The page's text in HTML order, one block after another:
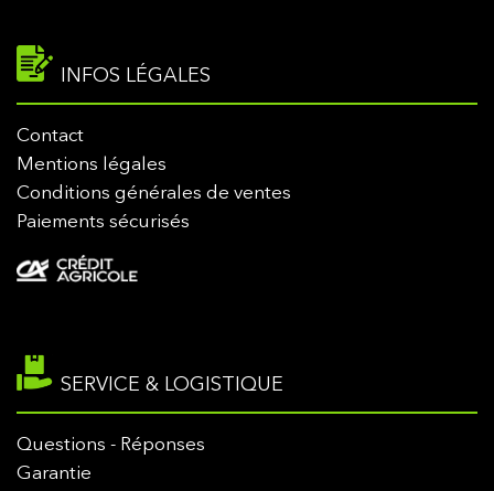
INFOS LÉGALES
Contact
Mentions légales
Conditions générales de ventes
Paiements sécurisés
SERVICE & LOGISTIQUE
Questions - Réponses
Garantie